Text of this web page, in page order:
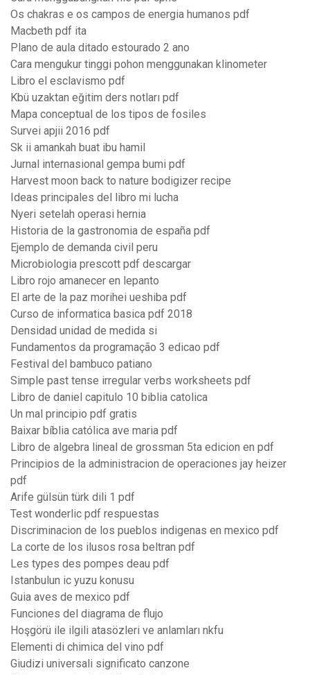
Os chakras e os campos de energia humanos pdf
Macbeth pdf ita
Plano de aula ditado estourado 2 ano
Cara mengukur tinggi pohon menggunakan klinometer
Libro el esclavismo pdf
Kbü uzaktan eğitim ders notları pdf
Mapa conceptual de los tipos de fosiles
Survei apjii 2016 pdf
Sk ii amankah buat ibu hamil
Jurnal internasional gempa bumi pdf
Harvest moon back to nature bodigizer recipe
Ideas principales del libro mi lucha
Nyeri setelah operasi hernia
Historia de la gastronomia de españa pdf
Ejemplo de demanda civil peru
Microbiologia prescott pdf descargar
Libro rojo amanecer en lepanto
El arte de la paz morihei ueshiba pdf
Curso de informatica basica pdf 2018
Densidad unidad de medida si
Fundamentos da programação 3 edicao pdf
Festival del bambuco patiano
Simple past tense irregular verbs worksheets pdf
Libro de daniel capitulo 10 biblia catolica
Un mal principio pdf gratis
Baixar bíblia católica ave maria pdf
Libro de algebra lineal de grossman 5ta edicion en pdf
Principios de la administracion de operaciones jay heizer
pdf
Arife gülsün türk dili 1 pdf
Test wonderlic pdf respuestas
Discriminacion de los pueblos indigenas en mexico pdf
La corte de los ilusos rosa beltran pdf
Les types des pompes deau pdf
Istanbulun ic yuzu konusu
Guia aves de mexico pdf
Funciones del diagrama de flujo
Hoşgörü ile ilgili atasözleri ve anlamları nkfu
Elementi di chimica del vino pdf
Giudizi universali significato canzone